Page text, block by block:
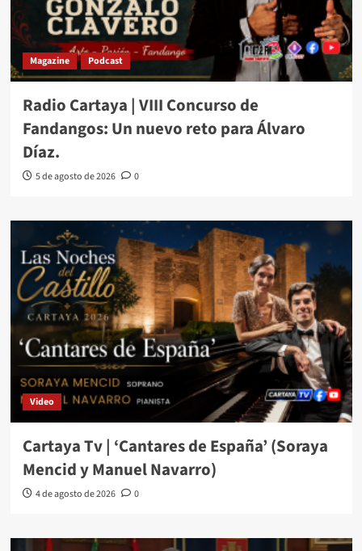
Magazine Podcast
Radio Cartaya | VIII Concurso de
Fandangos: Un nuevo reto para Álvaro
Díaz.
5 de agosto de 2026 0
Video
Cartaya Tv | ‘Cantares de España’ (Soraya
Mencid y Manuel Navarro)
4 de agosto de 2026 0